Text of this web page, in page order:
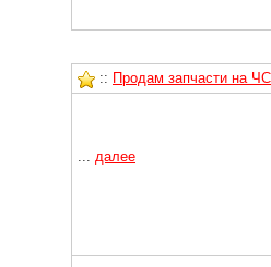
:: Продам запчасти на
далее